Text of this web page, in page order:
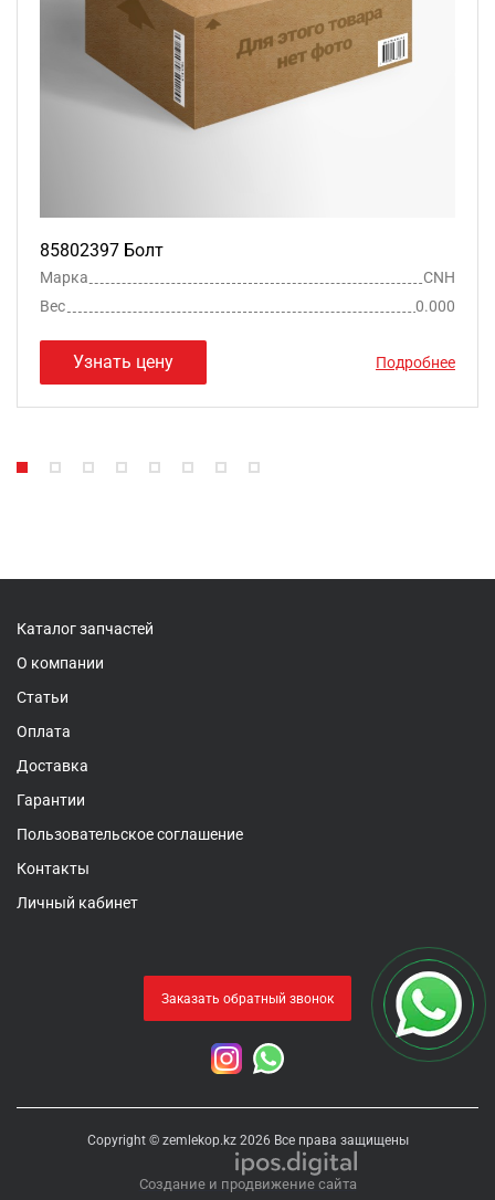
85802397 Болт
Марка
CNH
Вес
0.000
Узнать цену Подробнее
Каталог запчастей
О компании
Статьи
Оплата
Доставка
Гарантии
Пользовательское соглашение
Контакты
Личный кабинет
Заказать обратный звонок
Copyright © zemlekop.kz 2026 Все права защищены
Создание и продвижение сайта